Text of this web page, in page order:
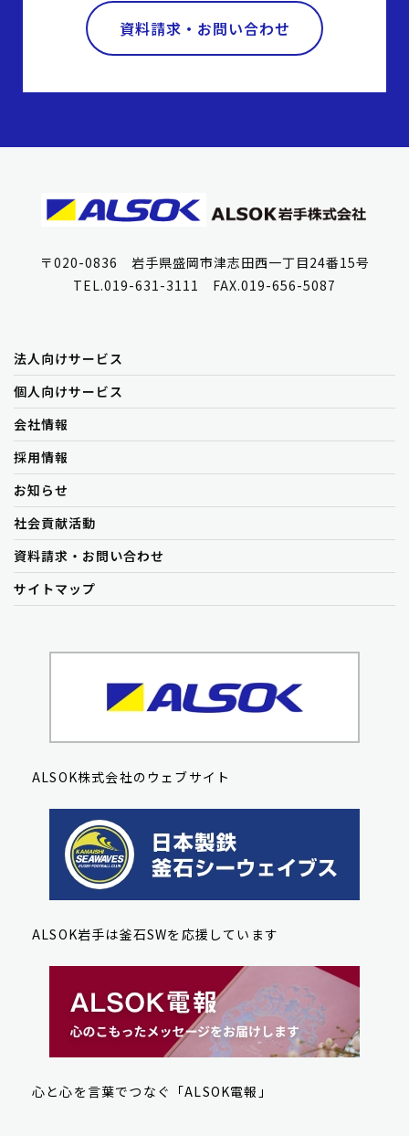
資料請求・お問い合わせ
〒020-0836 岩手県盛岡市津志田西一丁目24番15号
TEL.019-631-3111 FAX.019-656-5087
法人向けサービス
個人向けサービス
会社情報
採用情報
お知らせ
社会貢献活動
資料請求・お問い合わせ
サイトマップ
ALSOK株式会社のウェブサイト
ALSOK岩手は釜石SWを応援しています
心と心を言葉でつなぐ「ALSOK電報」